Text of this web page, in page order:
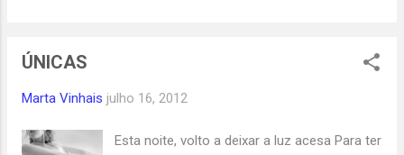
ÚNICAS
Marta Vinhais julho 16, 2012
Esta noite, volto a deixar a luz acesa Para ter